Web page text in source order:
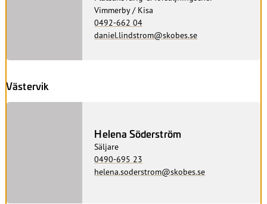
Vimmerby / Kisa
0492-662 04
daniel.lindstrom@skobes.se
Västervik
Helena Söderström
Säljare
0490-695 23
helena.soderstrom@skobes.se